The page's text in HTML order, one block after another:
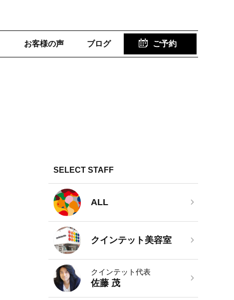
お客様の声 ブログ ご予約
SELECT STAFF
ALL
クインテット美容室
クインテット代表
佐藤 茂